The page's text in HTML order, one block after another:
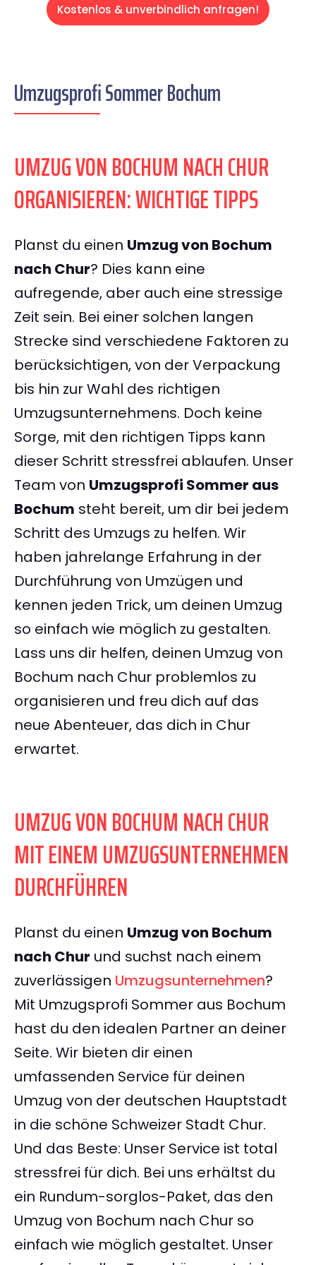
Kostenlos & unverbindlich anfragen!
Umzugsprofi Sommer Bochum
UMZUG VON BOCHUM NACH CHUR
ORGANISIEREN: WICHTIGE TIPPS
Planst du einen Umzug von Bochum
nach Chur? Dies kann eine
aufregende, aber auch eine stressige
Zeit sein. Bei einer solchen langen
Strecke sind verschiedene Faktoren zu
berücksichtigen, von der Verpackung
bis hin zur Wahl des richtigen
Umzugsunternehmens. Doch keine
Sorge, mit den richtigen Tipps kann
dieser Schritt stressfrei ablaufen. Unser
Team von Umzugsprofi Sommer aus
Bochum steht bereit, um dir bei jedem
Schritt des Umzugs zu helfen. Wir
haben jahrelange Erfahrung in der
Durchführung von Umzügen und
kennen jeden Trick, um deinen Umzug
so einfach wie möglich zu gestalten.
Lass uns dir helfen, deinen Umzug von
Bochum nach Chur problemlos zu
organisieren und freu dich auf das
neue Abenteuer, das dich in Chur
erwartet.
UMZUG VON BOCHUM NACH CHUR
MIT EINEM UMZUGSUNTERNEHMEN
DURCHFÜHREN
Planst du einen Umzug von Bochum
nach Chur und suchst nach einem
zuverlässigen Umzugsunternehmen?
Mit Umzugsprofi Sommer aus Bochum
hast du den idealen Partner an deiner
Seite. Wir bieten dir einen
umfassenden Service für deinen
Umzug von der deutschen Hauptstadt
in die schöne Schweizer Stadt Chur.
Und das Beste: Unser Service ist total
stressfrei für dich. Bei uns erhältst du
ein Rundum-sorglos-Paket, das den
Umzug von Bochum nach Chur so
einfach wie möglich gestaltet. Unser